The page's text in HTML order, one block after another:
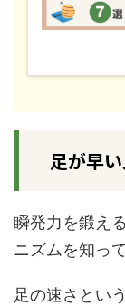
足が早
瞬発力を鍛え
ニズムを知っ
足の速さとい